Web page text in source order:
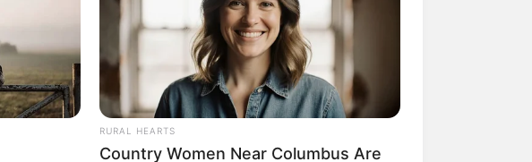
RURAL HEARTS
Country Women Near Columbus Are